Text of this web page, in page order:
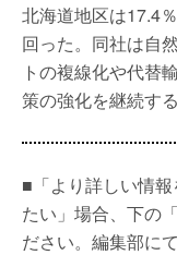
北海道地区は17.4
回った。同社は自
トの複線化や代替
策の強化を継続す
■「より詳しい情
たい」場合、下の
ださい。編集部に